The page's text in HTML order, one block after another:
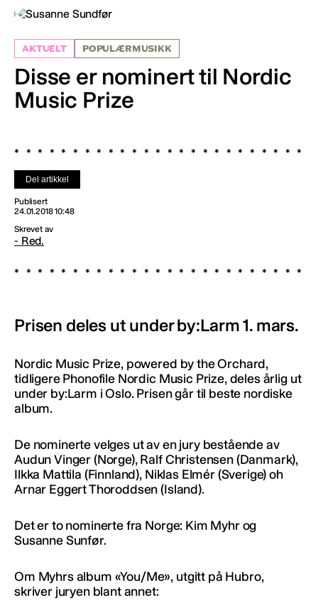
AKTUELT POPULÆRMUSIKK
Disse er nominert til Nordic
Music Prize
Del artikkel
Publisert
24.01.2018 10:48
Skrevet av
- Red.
Prisen deles ut under by:Larm 1. mars.
Nordic Music Prize, powered by the Orchard,
tidligere Phonofile Nordic Music Prize, deles årlig ut
under by:Larm i Oslo. Prisen går til beste nordiske
album.
De nominerte velges ut av en jury bestående av
Audun Vinger (Norge), Ralf Christensen (Danmark),
Ilkka Mattila (Finnland), Niklas Elmér (Sverige) oh
Arnar Eggert Thoroddsen (Island).
Det er to nominerte fra Norge: Kim Myhr og
Susanne Sunfør.
Om Myhrs album «You/Me», utgitt på Hubro,
skriver juryen blant annet: